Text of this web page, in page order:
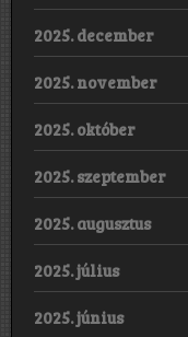
2025. december
2025. november
2025. október
2025. szeptember
2025. augusztus
2025. július
2025. június